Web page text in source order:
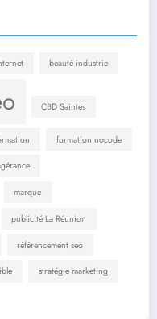
beauté industrie
CBD Saintes
formation nocode
marque
publicité La Réunion
référencement seo
stratégie marketing